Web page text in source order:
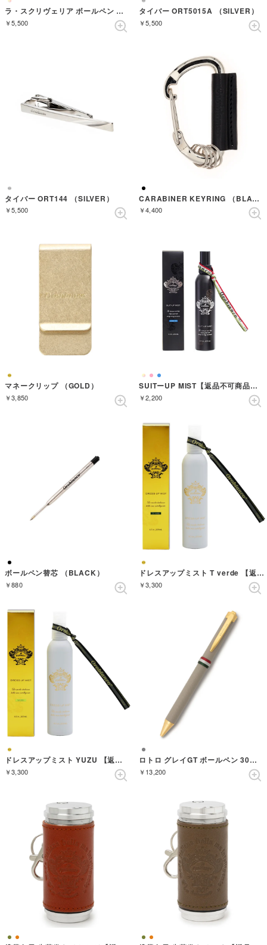
ラ・スクリヴェリア ボールペン （BLUE/SILVER）
￥5,500
タイバー ORT5015A （SILVER）
￥5,500
タイバー ORT144 （SILVER）
￥5,500
CARABINER KEYRING （BLACK）
￥4,400
マネークリップ （GOLD）
￥3,850
SUITーUP MIST【返品不可商品】 （AZZURRO）
￥2,200
ボールペン替芯 （BLACK）
￥880
ドレスアップミスト T verde 【返品不可商品】 （ゴールド）
￥3,300
ドレスアップミスト YUZU 【返品不可商品】 （ゴールド）
￥3,300
ロトロ グレイGT ボールペン 30周年記念限定
￥13,200